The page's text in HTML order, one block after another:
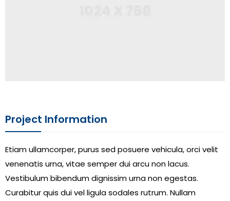
Project Information
Etiam ullamcorper, purus sed posuere vehicula, orci velit
venenatis urna, vitae semper dui arcu non lacus.
Vestibulum bibendum dignissim urna non egestas.
Curabitur quis dui vel ligula sodales rutrum. Nullam